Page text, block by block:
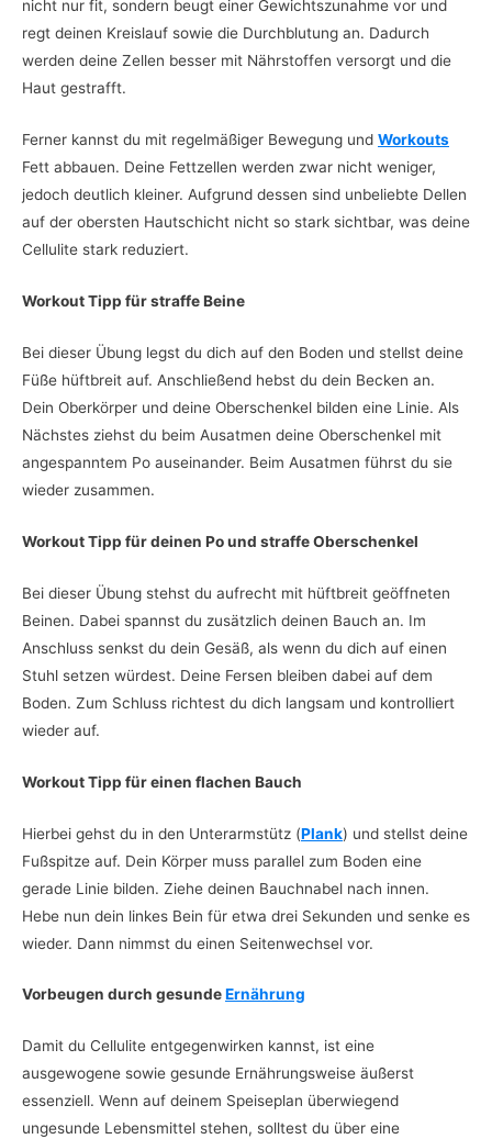
nicht nur fit, sondern beugt einer Gewichtszunahme vor und
regt deinen Kreislauf sowie die Durchblutung an. Dadurch
werden deine Zellen besser mit Nährstoffen versorgt und die
Haut gestrafft.
Ferner kannst du mit regelmäßiger Bewegung und Workouts
Fett abbauen. Deine Fettzellen werden zwar nicht weniger,
jedoch deutlich kleiner. Aufgrund dessen sind unbeliebte Dellen
auf der obersten Hautschicht nicht so stark sichtbar, was deine
Cellulite stark reduziert.
Workout Tipp für straffe Beine
Bei dieser Übung legst du dich auf den Boden und stellst deine
Füße hüftbreit auf. Anschließend hebst du dein Becken an.
Dein Oberkörper und deine Oberschenkel bilden eine Linie. Als
Nächstes ziehst du beim Ausatmen deine Oberschenkel mit
angespanntem Po auseinander. Beim Ausatmen führst du sie
wieder zusammen.
Workout Tipp für deinen Po und straffe Oberschenkel
Bei dieser Übung stehst du aufrecht mit hüftbreit geöffneten
Beinen. Dabei spannst du zusätzlich deinen Bauch an. Im
Anschluss senkst du dein Gesäß, als wenn du dich auf einen
Stuhl setzen würdest. Deine Fersen bleiben dabei auf dem
Boden. Zum Schluss richtest du dich langsam und kontrolliert
wieder auf.
Workout Tipp für einen flachen Bauch
Hierbei gehst du in den Unterarmstütz (Plank) und stellst deine
Fußspitze auf. Dein Körper muss parallel zum Boden eine
gerade Linie bilden. Ziehe deinen Bauchnabel nach innen.
Hebe nun dein linkes Bein für etwa drei Sekunden und senke es
wieder. Dann nimmst du einen Seitenwechsel vor.
Vorbeugen durch gesundeErnährung
Damit du Cellulite entgegenwirken kannst, ist eine
ausgewogene sowie gesunde Ernährungsweise äußerst
essenziell. Wenn auf deinem Speiseplan überwiegend
ungesunde Lebensmittel stehen, solltest du über eine